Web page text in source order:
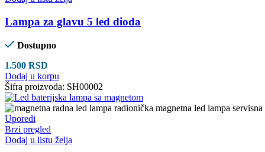
Lampa za glavu 5 led dioda
Dostupno
1.500 RSD
Dodaj u korpu
Šifra proizvoda: SH00002
Uporedi
Brzi pregled
Dodaj u listu želja